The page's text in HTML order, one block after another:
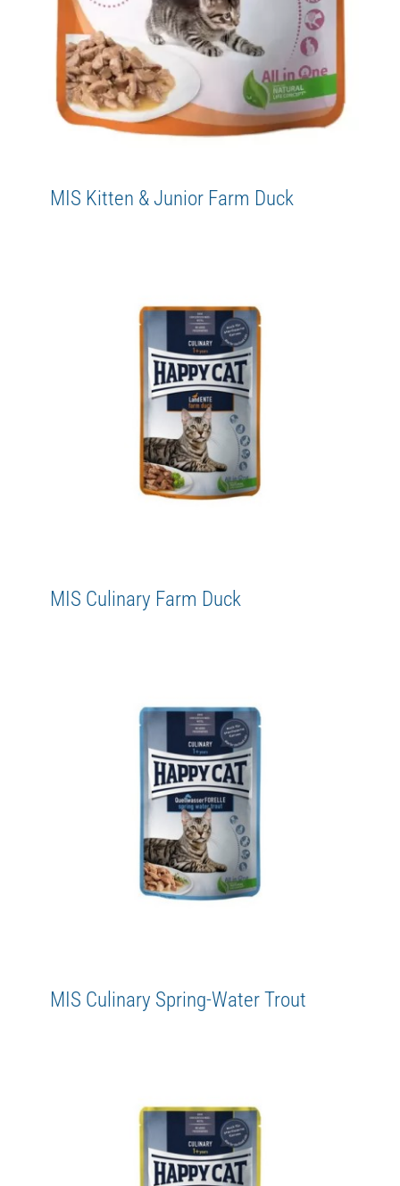
MIS Kitten & Junior Farm Duck
HC kitten & junior WetFood
MIS Kitten & Junior Farm Duck
MIS Culinary Farm Duck
Culinary Happy Cat MIS
MIS Culinary Farm Duck
MIS Culinary Spring-Water Trout
Culinary Happy Cat MIS
MIS Culinary Spring-Water Trout